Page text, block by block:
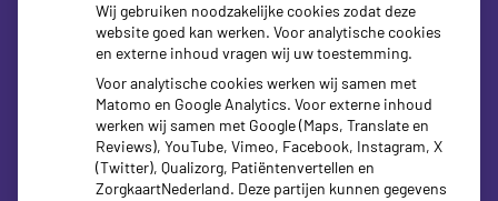
zorgverzekeraars
Wij gebruiken noodzakelijke cookies zodat deze
website goed kan werken. Voor analytische cookies
en externe inhoud vragen wij uw toestemming.
Voor analytische cookies werken wij samen met
Matomo en Google Analytics. Voor externe inhoud
werken wij samen met Google (Maps, Translate en
Reviews), YouTube, Vimeo, Facebook, Instagram, X
(Twitter), Qualizorg, Patiëntenvertellen en
ZorgkaartNederland. Deze partijen kunnen gegevens